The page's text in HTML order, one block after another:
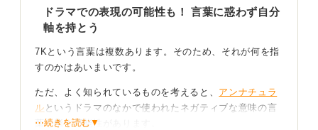
ドラマでの表現の可能性も！ 言葉に惑わず自分
軸を持とう
7Kという言葉は複数あります。そのため、それが何を指
すのかはあいまいです。
ただ、よく知られているものを考えると、 アンナチュラ
ル というドラマのなかで使われたネガティブな意味の言
葉を指す可能性があります。
⋯続きを読む▼